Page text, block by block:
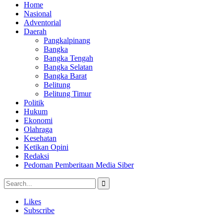
Home
Nasional
Adventorial
Daerah
Pangkalpinang
Bangka
Bangka Tengah
Bangka Selatan
Bangka Barat
Belitung
Belitung Timur
Politik
Hukum
Ekonomi
Olahraga
Kesehatan
Ketikan Opini
Redaksi
Pedoman Pemberitaan Media Siber
Likes
Subscribe